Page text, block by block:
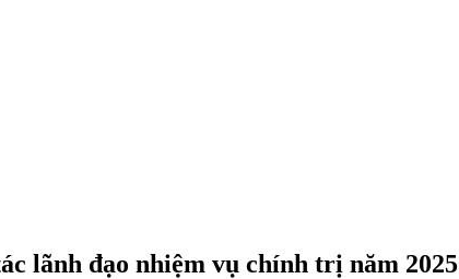
lãnh đạo nhiệm vụ chính trị năm 2025